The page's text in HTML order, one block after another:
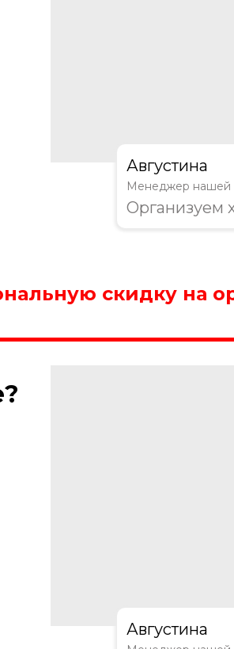
Августина
Организуем
Менеджер нашей
скидку на
Августина